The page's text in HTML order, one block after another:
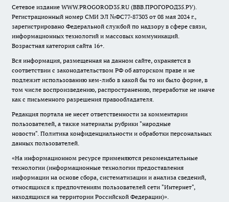
Сетевое издание WWW.PROGOROD35.RU (ВВВ.ПРОГОРОД35.РУ).
Регистрационный номер СМИ ЭЛ №ФС77-87303 от 08 мая 2024 г.,
зарегистрировано Федеральной службой по надзору в сфере связи,
информационных технологий и массовых коммуникаций.
Возрастная категория сайта 16+.
Вся информация, размещенная на данном сайте, охраняется в
соответствии с законодательством РФ об авторском праве и не
подлежит использованию кем-либо в какой бы то ни было форме, в
том числе воспроизведению, распространению, переработке не иначе
как с письменного разрешения правообладателя.
Редакция портала не несет ответственности за комментарии
пользователей, а также материалы рубрики "народные
новости". Политика конфиденциальности и обработки персональных
данных пользователей.
«На информационном ресурсе применяются рекомендательные
технологии (информационные технологии предоставления
информации на основе сбора, систематизации и анализа сведений,
относящихся к предпочтениям пользователей сети "Интернет",
находящихся на территории Российской Федерации)».